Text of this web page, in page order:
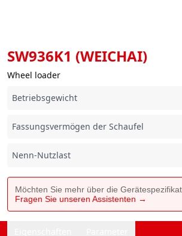
SW936K1 (WEICHAI)
Wheel loader
Betriebsgewicht
Fassungsvermögen der Schaufel
Nenn-Nutzlast
Möchten Sie mehr über die
Fragen Sie unseren Assistenten →